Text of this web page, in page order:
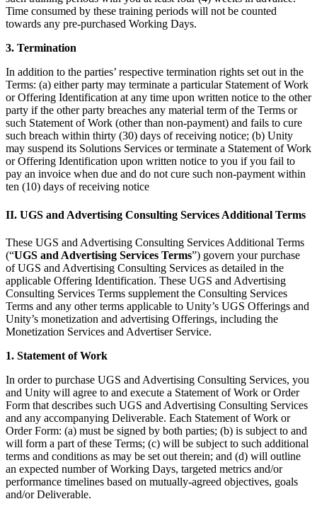
Time consumed by these training periods will not be counted
towards any pre-purchased Working Days.
3. Termination
In addition to the parties’ respective termination rights set out in the
Terms: (a) either party may terminate a particular Statement of Work
or Offering Identification at any time upon written notice to the other
party if the other party breaches any material term of the Terms or
such Statement of Work (other than non-payment) and fails to cure
such breach within thirty (30) days of receiving notice; (b) Unity
may suspend its Solutions Services or terminate a Statement of Work
or Offering Identification upon written notice to you if you fail to
pay an invoice when due and do not cure such non-payment within
ten (10) days of receiving notice
II. UGS and Advertising Consulting Services Additional Terms
These UGS and Advertising Consulting Services Additional Terms
(“UGS and Advertising Services Terms”) govern your purchase
of UGS and Advertising Consulting Services as detailed in the
applicable Offering Identification. These UGS and Advertising
Consulting Services Terms supplement the Consulting Services
Terms and any other terms applicable to Unity’s UGS Offerings and
Unity’s monetization and advertising Offerings, including the
Monetization Services and Advertiser Service.
1. Statement of Work
In order to purchase UGS and Advertising Consulting Services, you
and Unity will agree to and execute a Statement of Work or Order
Form that describes such UGS and Advertising Consulting Services
and any accompanying Deliverable. Each Statement of Work or
Order Form: (a) must be signed by both parties; (b) is subject to and
will form a part of these Terms; (c) will be subject to such additional
terms and conditions as may be set out therein; and (d) will outline
an expected number of Working Days, targeted metrics and/or
performance timelines based on mutually-agreed objectives, goals
and/or Deliverable.